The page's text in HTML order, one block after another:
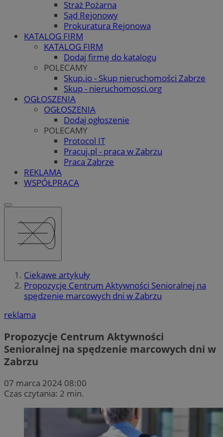
Straż Pożarna
Sąd Rejonowy
Prokuratura Rejonowa
KATALOG FIRM
KATALOG FIRM
Dodaj firmę do katalogu
POLECAMY
Skup.io - Skup nieruchomości Zabrze
Skup - nieruchomosci.org
OGŁOSZENIA
OGŁOSZENIA
Dodaj ogłoszenie
POLECAMY
Protocol IT
Pracuj.pl - praca w Zabrzu
Praca Zabrze
REKLAMA
WSPÓŁPRACA
Ciekawe artykuły
Propozycje Centrum Aktywności Senioralnej na
spędzenie marcowych dni w Zabrzu
reklama
Propozycje Centrum Aktywności
Senioralnej na spędzenie marcowych dni w
Zabrzu
07 marca 2024 08:00
Czas czytania: 2 min.